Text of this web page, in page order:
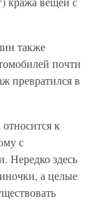
также
почти
превратился в
к
с
Нередко здесь
а целые